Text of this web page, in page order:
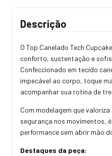
Descrição
O Top Canelado Tech
conforto, sustentação e
Confeccionado em tecido
impecável ao corpo, toque
acompanhar sua rotina de
Com modelagem que
segurança nos movimentos,
performance sem abrir mão
Destaques da peça: